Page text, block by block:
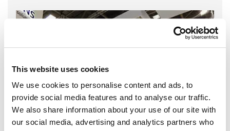
This website uses cookies
We use cookies to personalise content and ads, to
provide social media features and to analyse our traffic.
We also share information about your use of our site with
our social media, advertising and analytics partners who